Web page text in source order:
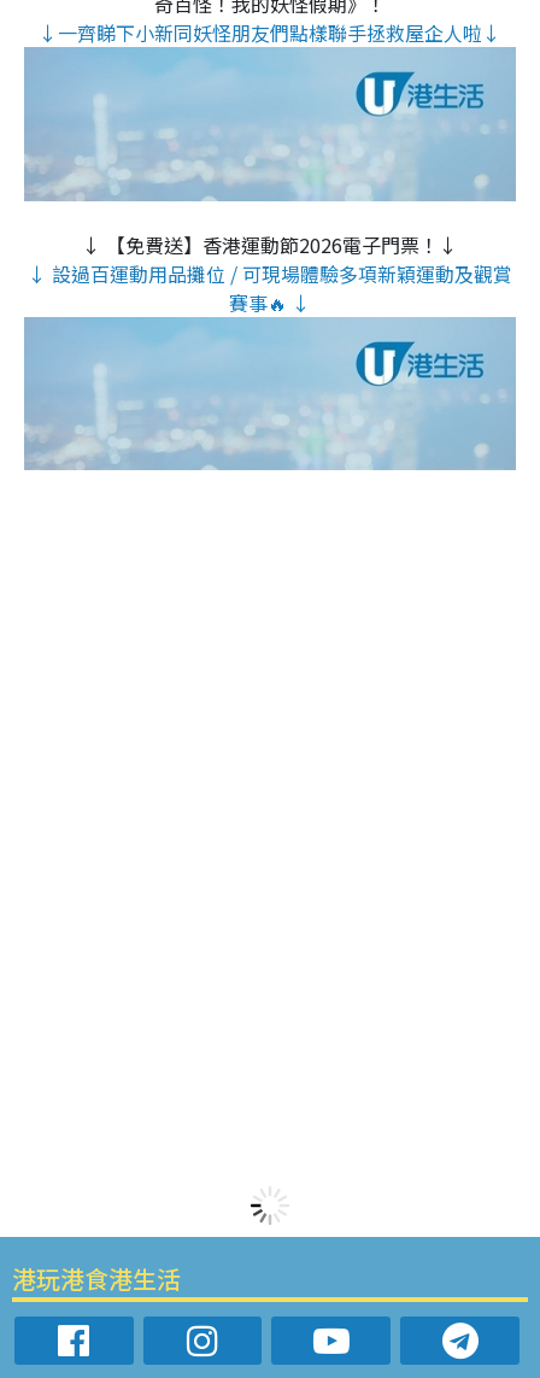
↓一齊睇下小新同妖怪朋友們點樣聯手拯救屋企人啦↓
↓ 【免費送】香港運動節2026電子門票！↓
↓ 設過百運動用品攤位 / 可現場體驗多項新穎運動及觀賞
賽事🔥 ↓
港玩港食港生活